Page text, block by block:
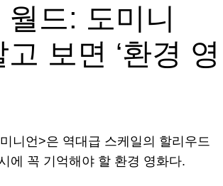
월드: 도미니
고 보면 ‘환경 영
니언>은 역대급 스케일의 할리우드
에 꼭 기억해야 할 환경 영화다.